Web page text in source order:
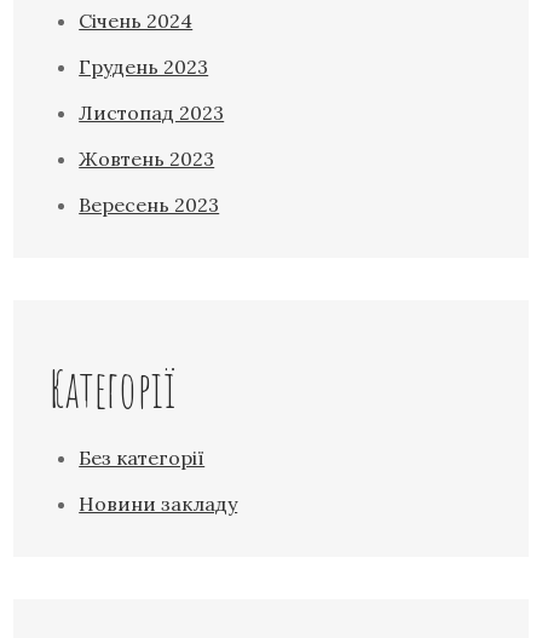
Січень 2024
Грудень 2023
Листопад 2023
Жовтень 2023
Вересень 2023
Категорії
Без категорії
Новини закладу